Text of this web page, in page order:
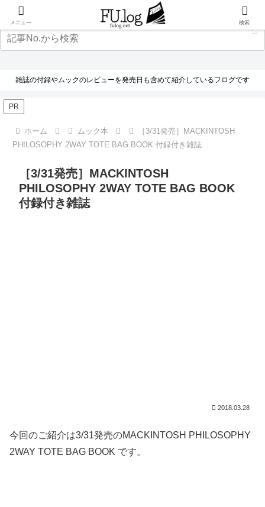
雑誌の付録やムックのレビューを発売日も含めて紹介しているフログです
PR
ホーム ムック本
［3/31発売］MACKINTOSH
PHILOSOPHY 2WAY TOTE BAG BOOK 付録付き雑誌
［3/31発売］MACKINTOSH
PHILOSOPHY 2WAY TOTE BAG BOOK
付録付き雑誌
2018.03.28
今回のご紹介は3/31発売のMACKINTOSH PHILOSOPHY
2WAY TOTE BAG BOOK です。
メニュー 検索